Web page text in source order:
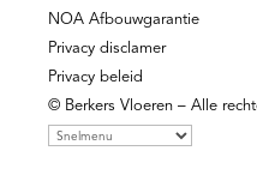
NOA Afbouwgarantie
Privacy disclamer
Privacy beleid
© Berkers Vloeren – Alle